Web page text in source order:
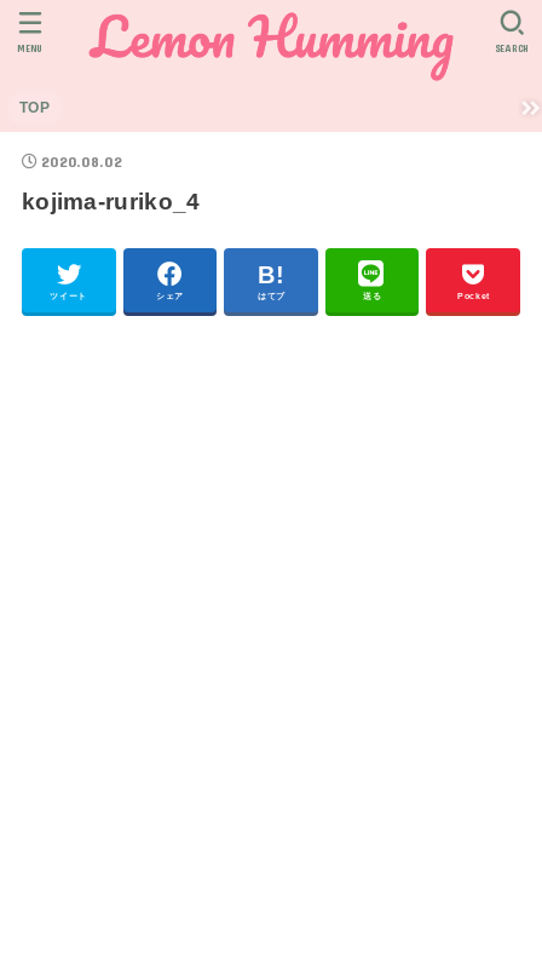
TOP
SEARCH
MENU
2020.08.02
kojima-ruriko_4
ツイート シェア はてブ 送る Pocket